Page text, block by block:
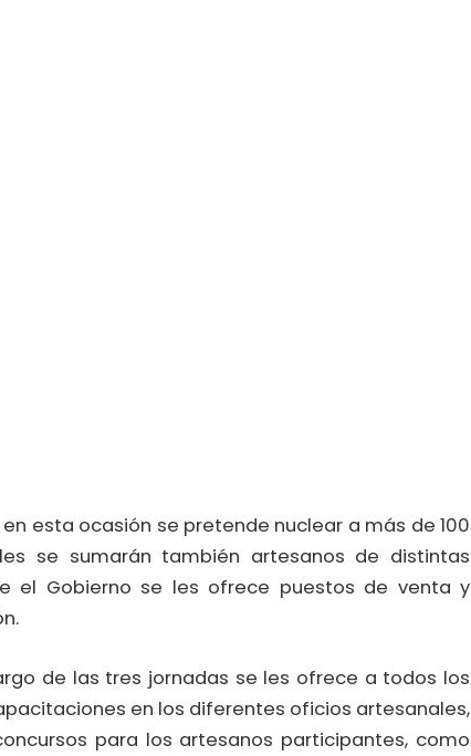
esta ocasión se pretende nuclear a más de 100
se sumarán también artesanos de distintas
el Gobierno se les ofrece puestos de venta y
de las tres jornadas se les ofrece a todos los
en los diferentes oficios artesanales,
para los artesanos participantes, como